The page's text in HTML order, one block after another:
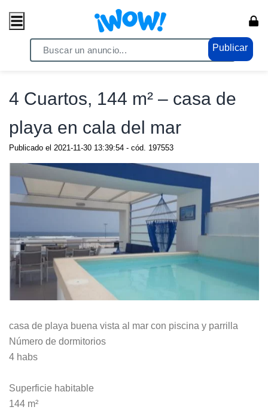
Publicar
/ Propiedades / Casas
4 Cuartos, 144 m² – casa de
playa en cala del mar
Publicado el 2021-11-30 13:39:54 - cód. 197553
casa de playa buena vista al mar con piscina y parrilla
Número de dormitorios
4 habs
Superficie habitable
144 m²